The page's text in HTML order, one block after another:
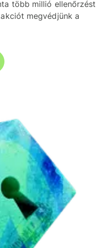
több millió ellenőrzést
megvédjünk a